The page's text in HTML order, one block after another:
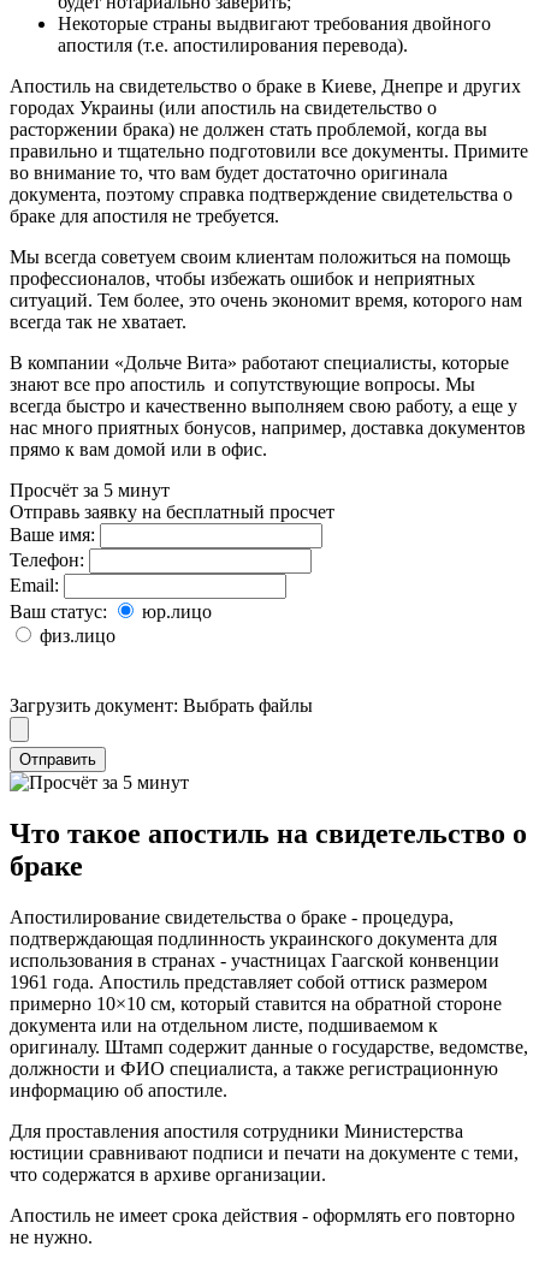
Некоторые страны выдвигают требования двойного
апостиля (т.е. апостилирования перевода).
Апостиль на свидетельство о браке в Киеве, Днепре и других
городах Украины (или апостиль на свидетельство о
расторжении брака) не должен стать проблемой, когда вы
правильно и тщательно подготовили все документы. Примите
во внимание то, что вам будет достаточно оригинала
документа, поэтому справка подтверждение свидетельства о
браке для апостиля не требуется.
Мы всегда советуем своим клиентам положиться на помощь
профессионалов, чтобы избежать ошибок и неприятных
ситуаций. Тем более, это очень экономит время, которого нам
всегда так не хватает.
В компании «Дольче Вита» работают специалисты, которые
знают все про апостиль и сопутствующие вопросы. Мы
всегда быстро и качественно выполняем свою работу, а еще у
нас много приятных бонусов, например, доставка документов
прямо к вам домой или в офис.
Просчёт за 5 минут
Отправь заявку на бесплатный просчет
Ваше имя:
Телефон:
Email:
Ваш статус:
юр.лицо
физ.лицо
Загрузить документ: Выбрать файлы
Отправить
Что такое апостиль на свидетельство о
браке
Апостилирование свидетельства о браке - процедура,
подтверждающая подлинность украинского документа для
использования в странах - участницах Гаагской конвенции
1961 года. Апостиль представляет собой оттиск размером
примерно 10×10 см, который ставится на обратной стороне
документа или на отдельном листе, подшиваемом к
оригиналу. Штамп содержит данные о государстве, ведомстве,
должности и ФИО специалиста, а также регистрационную
информацию об апостиле.
Для проставления апостиля сотрудники Министерства
юстиции сравнивают подписи и печати на документе с теми,
что содержатся в архиве организации.
Апостиль не имеет срока действия - оформлять его повторно
не нужно.